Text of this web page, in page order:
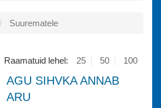
Suurematele
Raamatuid lehel: 25 50 100
AGU SIHVKA ANNAB
ARU